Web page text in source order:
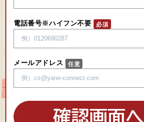
電話番号※ハイフン不要
メールアドレス